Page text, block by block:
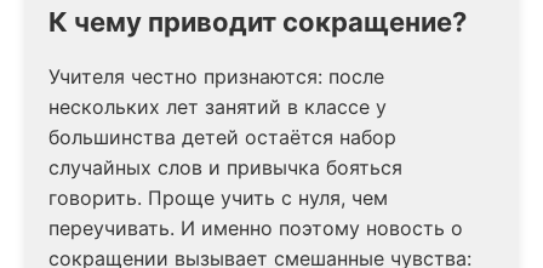
К чему приводит сокращение?
Учителя честно признаются: после
нескольких лет занятий в классе у
большинства детей остаётся набор
случайных слов и привычка бояться
говорить. Проще учить с нуля, чем
переучивать. И именно поэтому новость о
сокращении вызывает смешанные чувства: